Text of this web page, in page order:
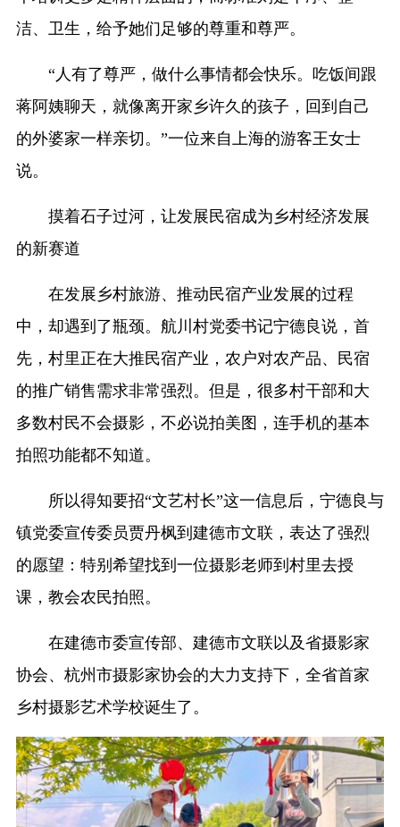
洁、卫生，给予她们足够的尊重和尊严。
“人有了尊严，做什么事情都会快乐。吃饭间跟
蒋阿姨聊天，就像离开家乡许久的孩子，回到自己
的外婆家一样亲切。”一位来自上海的游客王女士
说。
摸着石子过河，让发展民宿成为乡村经济发展
的新赛道
在发展乡村旅游、推动民宿产业发展的过程
中，却遇到了瓶颈。航川村党委书记宁德良说，首
先，村里正在大推民宿产业，农户对农产品、民宿
的推广销售需求非常强烈。但是，很多村干部和大
多数村民不会摄影，不必说拍美图，连手机的基本
拍照功能都不知道。
所以得知要招“文艺村长”这一信息后，宁德良与
镇党委宣传委员贾丹枫到建德市文联，表达了强烈
的愿望：特别希望找到一位摄影老师到村里去授
课，教会农民拍照。
在建德市委宣传部、建德市文联以及省摄影家
协会、杭州市摄影家协会的大力支持下，全省首家
乡村摄影艺术学校诞生了。